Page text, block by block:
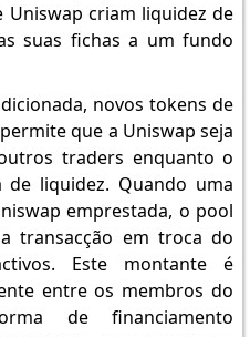
Uniswap criam liquidez de
suas fichas a um fundo
novos tokens de
que a Uniswap seja
traders enquanto o
liquidez. Quando uma
emprestada, o pool
transacção em troca do
Este montante é
entre os membros do
de financiamento